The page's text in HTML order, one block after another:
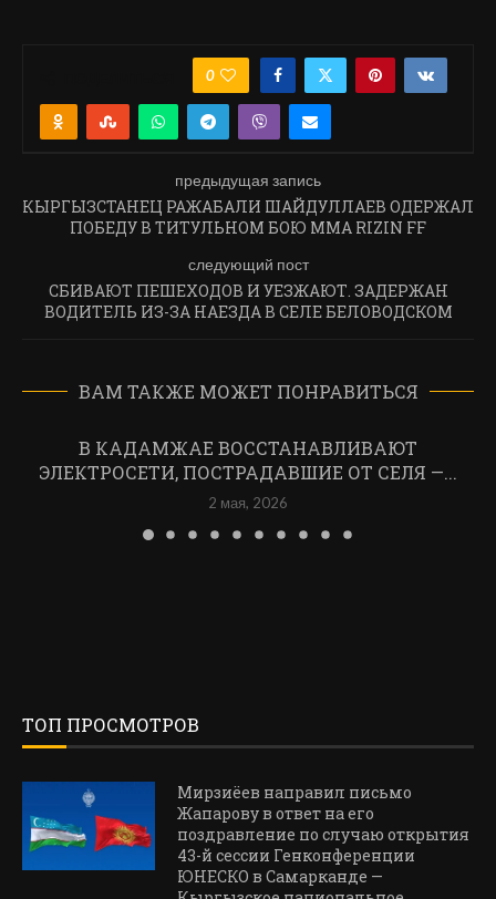
0
предыдущая запись
КЫРГЫЗСТАНЕЦ РАЖАБАЛИ ШАЙДУЛЛАЕВ ОДЕРЖАЛ
ПОБЕДУ В ТИТУЛЬНОМ БОЮ ММА RIZIN FF
следующий пост
СБИВАЮТ ПЕШЕХОДОВ И УЕЗЖАЮТ. ЗАДЕРЖАН
ВОДИТЕЛЬ ИЗ-ЗА НАЕЗДА В СЕЛЕ БЕЛОВОДСКОМ
ВАМ ТАКЖЕ МОЖЕТ ПОНРАВИТЬСЯ
В КАДАМЖАЕ ВОССТАНАВЛИВАЮТ
ЭЛЕКТРОСЕТИ, ПОСТРАДАВШИЕ ОТ СЕЛЯ —...
2 мая, 2026
ТОП ПРОСМОТРОВ
Мирзиёев направил письмо
Жапарову в ответ на его
поздравление по случаю открытия
43-й сессии Генконференции
ЮНЕСКО в Самарканде —